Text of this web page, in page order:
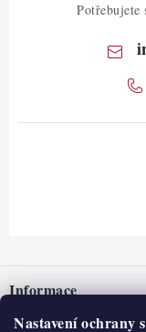
Nastavení ochrany
Potřebujete
pInformace
Nepřevzetí zásilky na